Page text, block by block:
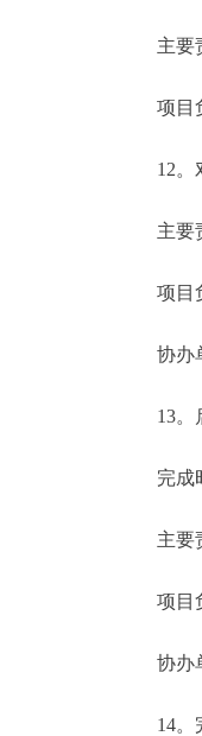
主要责
项目负
12。对
主要责
项目负
协办单
13。启
完成时
主要责
项目负
协办单
14。完